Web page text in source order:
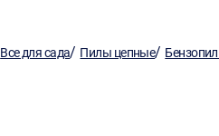
Все для сада/ Пилы цепные/